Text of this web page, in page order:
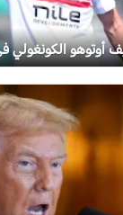
الكونغولي